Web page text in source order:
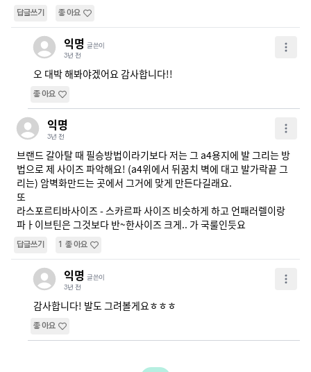
답글쓰기 좋아요
익명 글쓴이
3년 전
오 대박 해봐야겠어요 감사합니다!!
좋아요
익명
3년 전
브랜드 갈아탈 때 필승방법이라기보다 저는 그 a4용지에 발 그리는 방
법으로 제 사이즈 파악해요! (a4위에서 뒤꿈치 벽에 대고 발가락끝 그
리는) 암벽화만드는 곳에서 그거에 맞게 만든다길래요.
또
라스포르티바사이즈 - 스카르파 사이즈 비슷하게 하고 언패러렐이랑
파ㅏ이브틴은 그것보다 반~한사이즈 크게.. 가 국룰인듯요
답글쓰기 1 좋아요
익명 글쓴이
3년 전
감사합니다! 발도 그려볼게요ㅎㅎㅎ
좋아요